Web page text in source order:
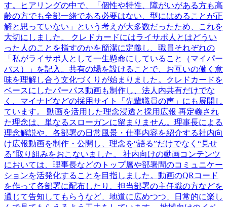
す。ヒアリングの中で、「個性や特性、障がいがある⽅も⾼
齢の⽅でも全部⼀緒である必要はない、型にはめることが正
解と思っていない」という考えが大多数だったため、これを
⼤切にしました。 クレドカードにはライサポ⼈とはどうい
った⼈のことを指すのかを簡潔に定義し、職員それぞれの
「私がライサポ⼈として⼀⽣懸命にしていること（マイパー
パス）」を記⼊。共有の場を設けることで、お互いの働く意
味を理解し合う⽂化づくりが始まりました。クレドカードを
ベースにしたパーパス動画も制作し、法⼈内共有だけでな
く、マイナビなどの採⽤サイト「先輩職員の声」にも展開し
ています。 動画を活⽤した理念浸透と採⽤広報 再定義され
た理念は、単なるスローガンに留まりません。理事⻑による
理念解説や、各部署の⽇常⾵景・仕事内容を紹介する社内向
け広報動画を制作・公開し、理念を“語る”だけでなく“⾒せ
る”取り組みをおこないました。 社内向けの動画コンテンツ
においては、理事⻑などのトップ層や部署間のコミュニケー
ションを活発化することを⽬指しました。動画のQRコード
を作って各部署に配布したり、担当部署の主任職の⽅などを
通じて告知してもらうなど、地道に広めつつ、⽇常的に楽し